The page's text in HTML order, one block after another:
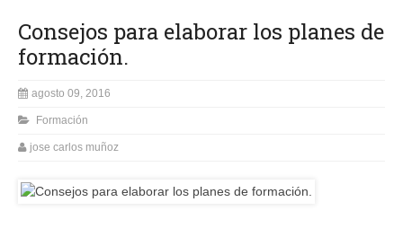
Consejos para elaborar los planes de
formación.
agosto 09, 2016
Formación
jose carlos muñoz